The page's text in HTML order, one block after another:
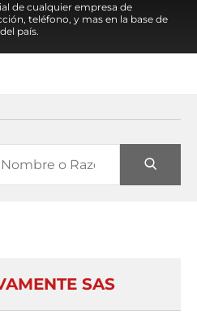
de cualquier empresa de
teléfono, y mas en la base de
país.
SAS